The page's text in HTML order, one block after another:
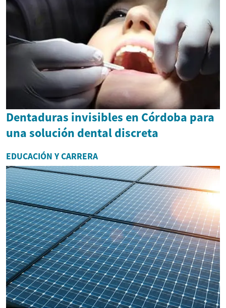
Dentaduras invisibles en Córdoba para
una solución dental discreta
EDUCACIÓN Y CARRERA